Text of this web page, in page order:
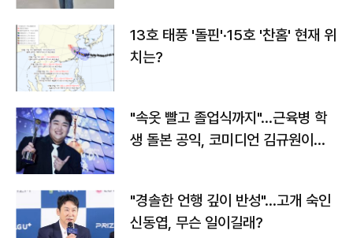
13호 태풍 '돌핀'·15호 '찬홈' 현재 위
치는?
"속옷 빨고 졸업식까지"…근육병 학
생 돌본 공익, 코미디언 김규원이었
"경솔한 언행 깊이 반성"…고개 숙인
신동엽, 무슨 일이길래?